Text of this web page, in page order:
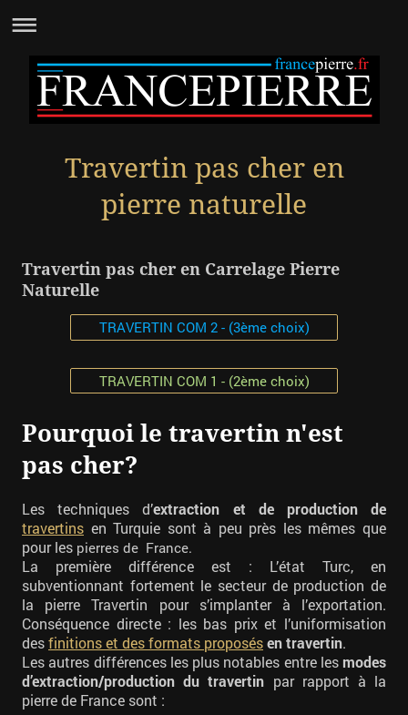
Travertin pas cher en
pierre naturelle
Travertin pas cher en Carrelage Pierre
Naturelle
TRAVERTIN COM 2 - (3ème choix)
TRAVERTIN COM 1 - (2ème choix)
Pourquoi le travertin n'est
pas cher?
Les techniques d’extraction et de production de
travertins en Turquie sont à peu près les mêmes que
pour les pierres de France.
La première différence est : L’état Turc, en
subventionnant fortement le secteur de production de
la pierre Travertin pour s’implanter à l’exportation.
Conséquence directe : les bas prix et l’uniformisation
desfinitions et des formats proposésen travertin.
Les autres différences les plus notables entre les modes
d’extraction/production du travertin par rapport à la
pierre de France sont :